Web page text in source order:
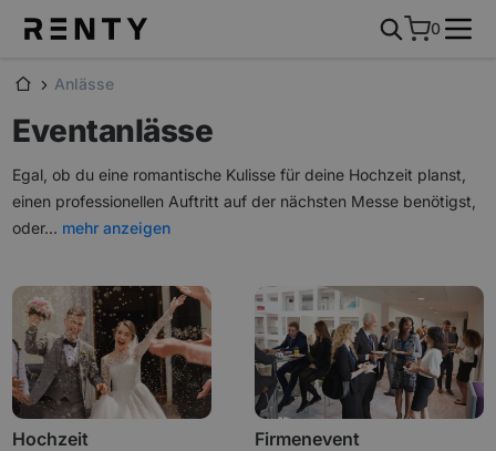
0
Anlässe
Eventanlässe
Egal, ob du eine romantische Kulisse für deine Hochzeit planst,
einen professionellen Auftritt auf der nächsten Messe benötigst,
oder... mehr anzeigen
Hochzeit Firmenevent